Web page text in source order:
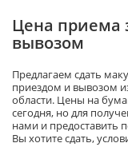
Цена приема
вывозом
Предлагаем сдать
приездом и вывозом
области. Цены на
сегодня, но для
нами и
Вы хотите сдать,